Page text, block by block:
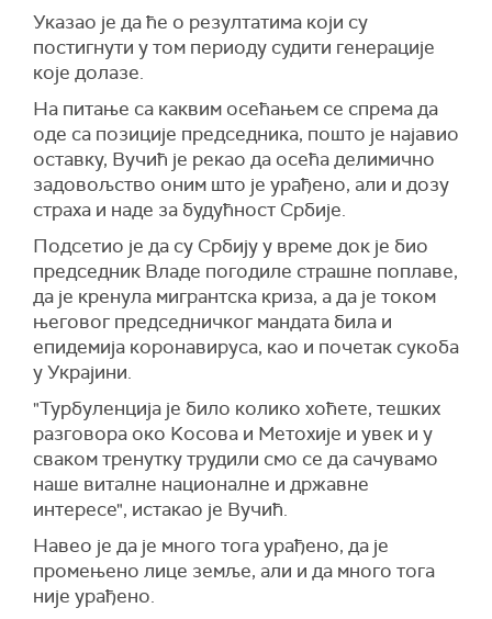
Указао је да ће о резултатима који су
постигнути у том периоду судити генерације
које долазе.
На питање са каквим осећањем се спрема да
оде са позиције председника, пошто је најавио
оставку, Вучић је рекао да осећа делимично
задовољство оним што је урађено, али и дозу
страха и наде за будућност Србије.
Подсетио је да су Србију у време док је био
председник Владе погодиле страшне поплаве,
да је кренула мигрантска криза, а да је током
његовог председничког мандата била и
епидемија коронавируса, као и почетак сукоба
у Украјини.
"Турбуленција је било колико хоћете, тешких
разговора око Kосова и Метохије и увек и у
сваком тренутку трудили смо се да сачувамо
наше виталне националне и државне
интересе", истакао је Вучић.
Навео је да је много тога урађено, да је
промењено лице земље, али и да много тога
није урађено.